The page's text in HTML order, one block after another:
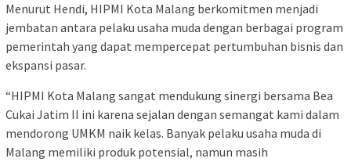
Menurut Hendi, HIPMI Kota Malang berkomitmen menjadi
jembatan antara pelaku usaha muda dengan berbagai program
pemerintah yang dapat mempercepat pertumbuhan bisnis dan
ekspansi pasar.
“HIPMI Kota Malang sangat mendukung sinergi bersama Bea
Cukai Jatim II ini karena sejalan dengan semangat kami dalam
mendorong UMKM naik kelas. Banyak pelaku usaha muda di
Malang memiliki produk potensial, namun masih